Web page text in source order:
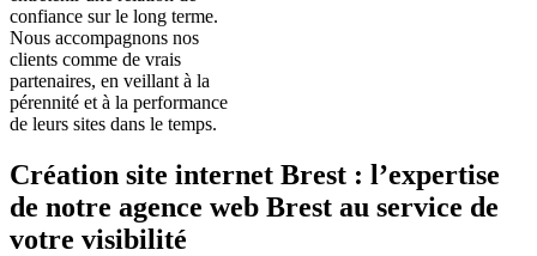
confiance sur le long terme.
Nous accompagnons nos
clients comme de vrais
partenaires, en veillant à la
pérennité et à la performance
de leurs sites dans le temps.
Création site internet Brest : l’expertise
de notre agence web Brest au service de
votre visibilité